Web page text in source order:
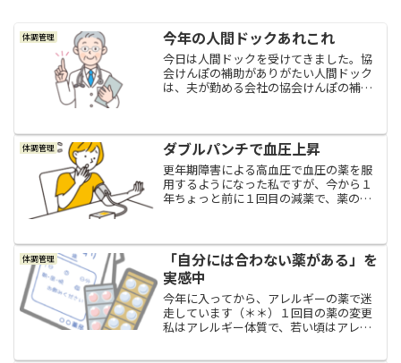
体調管理 今年の人間ドックあれこれ
今日は人間ドックを受けてきました。協
会けんぽの補助がありがたい人間ドック
は、夫が勤める会社の協会けんぽの補助
込）のところ、自己負担額は￥5,000円ぽ
っきり。本当...
体調管理 ダブルパンチで血圧上昇
更年期障害による高血圧で血圧の薬を服
用するようになった私ですが、今から１
年ちょっと前に１回目の減薬で、薬の量
が半分になりました。つまり、薬を服用
し始めたばかりの頃よりも...
体調管理
「自分には合わない薬がある」を
実感中
今年に入ってから、アレルギーの薬で迷
走しています（＊＊）１回目の薬の変更
私はアレルギー体質で、若い頃はアレル